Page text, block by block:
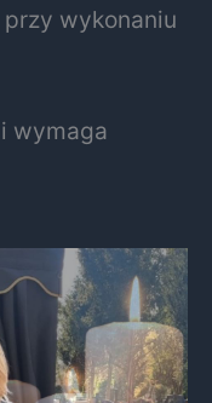
wykonaniu
wymaga